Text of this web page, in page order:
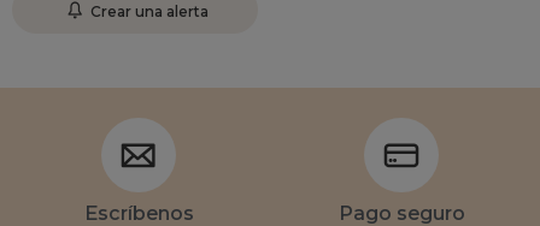
Crear una alerta
Escríbenos Pago seguro